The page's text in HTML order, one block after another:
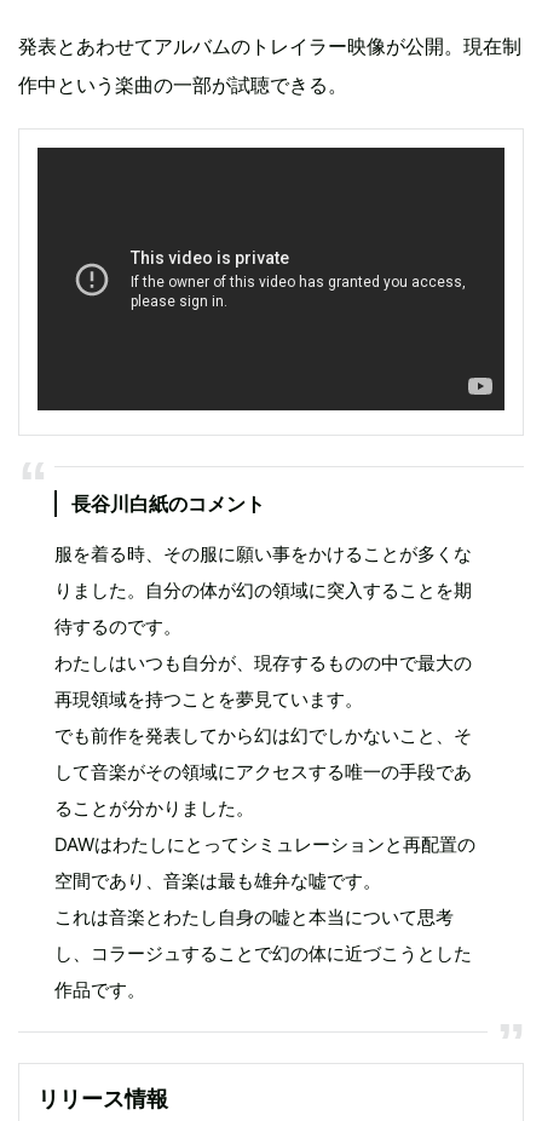
発表とあわせてアルバムのトレイラー映像が公開。現在制
作中という楽曲の一部が試聴できる。
長谷川白紙のコメント
服を着る時、その服に願い事をかけることが多くな
りました。自分の体が幻の領域に突入することを期
待するのです。
わたしはいつも自分が、現存するものの中で最大の
再現領域を持つことを夢見ています。
でも前作を発表してから幻は幻でしかないこと、そ
して音楽がその領域にアクセスする唯一の手段であ
ることが分かりました。
DAWはわたしにとってシミュレーションと再配置の
空間であり、音楽は最も雄弁な嘘です。
これは音楽とわたし自身の嘘と本当について思考
し、コラージュすることで幻の体に近づこうとした
作品です。
リリース情報